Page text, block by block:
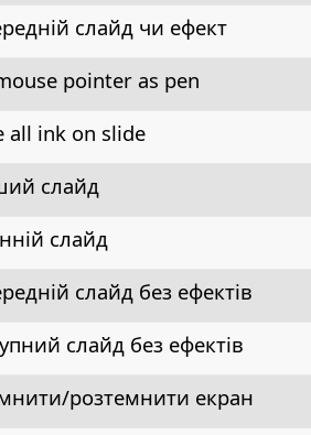
слайд чи ефект
pointer as pen
all ink on slide
слайд
слайд
слайд без ефектів
слайд без ефектів
розтемнити екран